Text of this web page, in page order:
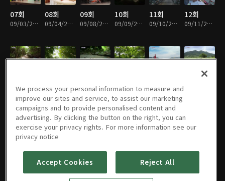
07회
09/03/2020 • 8분
08회
09/04/2020 • 8분
09회
09/08/2020 • 8분
10회
09/09/2020 • 8분
11회
09/10/2020 • 8분
12회
09/11/2020 • 8분
19회
09/24/2020 • 8분
20회 21회 22회 23회 24회
We process your personal information to measure and
improve our sites and service, to assist our marketing
campaigns and to provide personalised content and
advertising. By clicking the button on the right, you can
exercise your privacy rights. For more information see our
privacy notice
Accept Cookies Reject All